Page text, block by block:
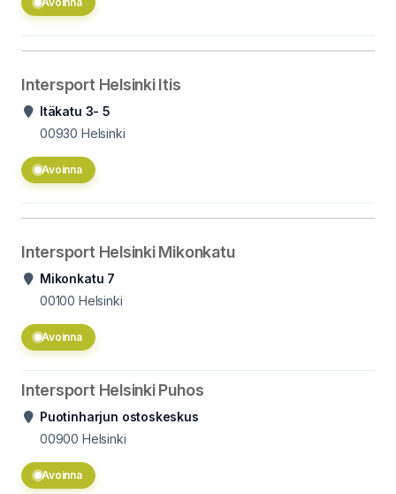
Intersport Helsinki Itis
Itäkatu 3- 5
00930 Helsinki
Avoinna
Intersport Helsinki Mikonkatu
Mikonkatu 7
00100 Helsinki
Avoinna
Intersport Helsinki Puhos
Puotinharjun ostoskeskus
00900 Helsinki
Avoinna